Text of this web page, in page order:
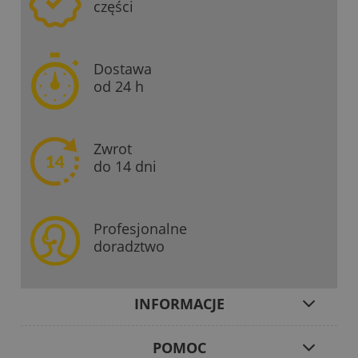
części
Dostawa
od 24 h
Zwrot
do 14 dni
Profesjonalne
doradztwo
INFORMACJE
POMOC